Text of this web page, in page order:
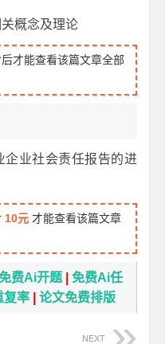
概念及理论
才能查看该篇文章全部
企业社会责任报告的进
10元 才能查看该篇文章
费Ai开题 |免费Ai任
复率 |论文免费排版
NEXT